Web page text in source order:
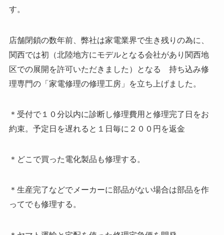
す。
店舗閉鎖の数年前、弊社は家電業界で生き残りの為に、
関西では初（北陸地方にモデルとなる会社があり関西地
区での展開を許可いただきました）となる 持ち込み修
理専門の「家電修理の修理工房」を立ち上げました。
＊受付で１０分以内に診断し修理費用と修理完了日をお
約束。予定日を遅れると１日毎に２００円を返金
＊どこで買った電化製品も修理する。
＊生産完了などでメーカーに部品がない場合は部品を作
ってでも修理する。